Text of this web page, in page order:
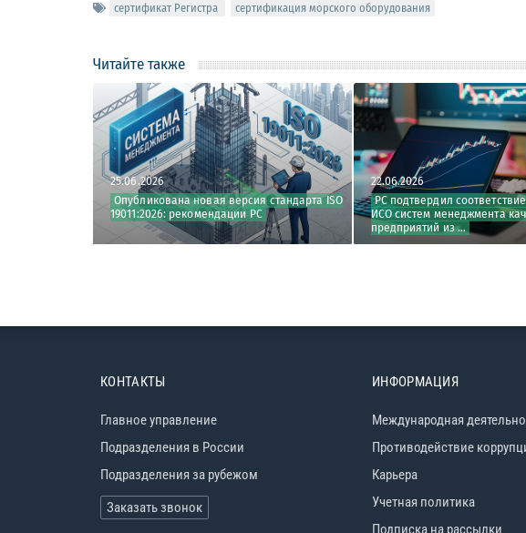
сертификат Регистра сертификация морского оборудования
Читайте также
новая версия стандарта ISO
рекомендации РС
22.06.2026
РС подтвердил соответствие стандарту
ИСО систем менеджмента качества новых
предприятий из ...
КОНТАКТЫ
Главное управление
Подразделения в России
Подразделения за рубежом
Заказать звонок
ИНФОРМАЦИЯ
Международная
Противодействие
Карьера
Учетная политика
Подписка на рассылки